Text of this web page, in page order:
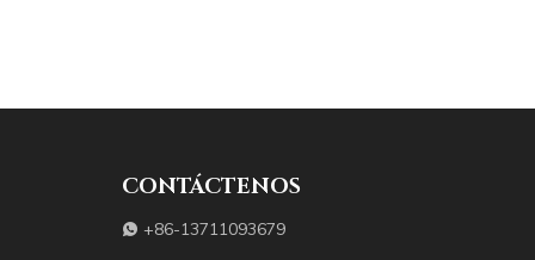
CONTÁCTENOS
 +86-13711093679